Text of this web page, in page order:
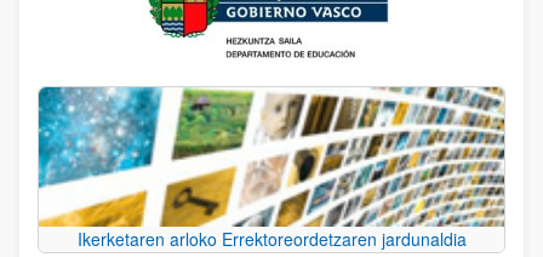
Ikerketaren arloko Errektoreordetzaren jardunaldia